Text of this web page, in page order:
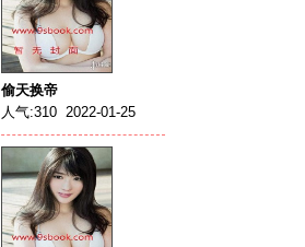
偷天换帝
人气:310 2022-01-25